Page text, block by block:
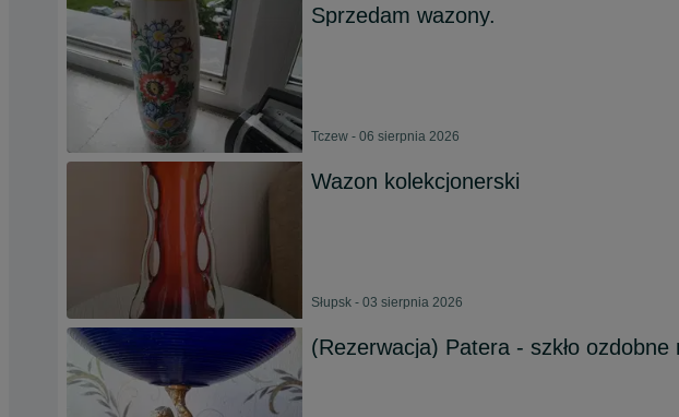
Sprzedam wazony.
Tczew - 06 sierpnia 2026
Wazon kolekcjonerski
Słupsk - 03 sierpnia 2026
(Rezerwacja) Patera - szkło ozdobne